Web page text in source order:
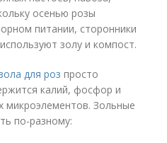
осенью розы
питании, сторонники
золу и компост.
для роз просто
калий, фосфор и
Зольные
по-разному: